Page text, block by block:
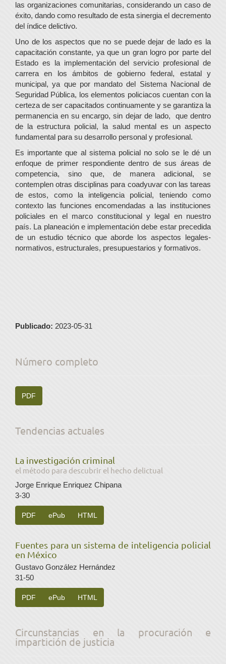
las organizaciones comunitarias, considerando un caso de
éxito, dando como resultado de esta sinergia el decremento
del índice delictivo.
Uno de los aspectos que no se puede dejar de lado es la
capacitación constante, ya que un gran logro por parte del
Estado es la implementación del servicio profesional de
carrera en los ámbitos de gobierno federal, estatal y
municipal, ya que por mandato del Sistema Nacional de
Seguridad Pública, los elementos policiacos cuentan con la
certeza de ser capacitados continuamente y se garantiza la
permanencia en su encargo, sin dejar de lado, que dentro
de la estructura policial, la salud mental es un aspecto
fundamental para su desarrollo personal y profesional.
Es importante que al sistema policial no solo se le dé un
enfoque de primer respondiente dentro de sus áreas de
competencia, sino que, de manera adicional, se
contemplen otras disciplinas para coadyuvar con las tareas
de estos, como la inteligencia policial, teniendo como
contexto las funciones encomendadas a las instituciones
policiales en el marco constitucional y legal en nuestro
país. La planeación e implementación debe estar precedida
de un estudio técnico que aborde los aspectos legales-
normativos, estructurales, presupuestarios y formativos.
Publicado: 2023-05-31
Número completo
PDF
Tendencias actuales
La investigación criminal
el método para descubrir el hecho delictual
Jorge Enrique Enriquez Chipana
3-30
PDF ePub HTML
Fuentes para un sistema de inteligencia policial
en México
Gustavo González Hernández
31-50
PDF ePub HTML
Circunstancias en la procuración e
impartición de justicia